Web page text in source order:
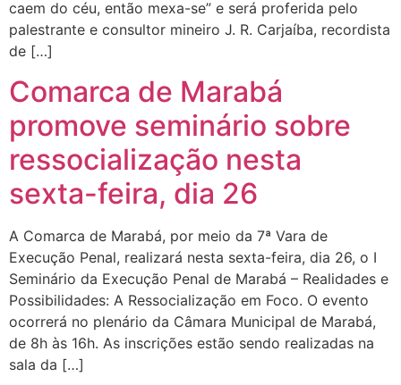
caem do céu, então mexa-se” e será proferida pelo
palestrante e consultor mineiro J. R. Carjaíba, recordista
de […]
Comarca de Marabá
promove seminário sobre
ressocialização nesta
sexta-feira, dia 26
A Comarca de Marabá, por meio da 7ª Vara de
Execução Penal, realizará nesta sexta-feira, dia 26, o I
Seminário da Execução Penal de Marabá – Realidades e
Possibilidades: A Ressocialização em Foco. O evento
ocorrerá no plenário da Câmara Municipal de Marabá,
de 8h às 16h. As inscrições estão sendo realizadas na
sala da […]